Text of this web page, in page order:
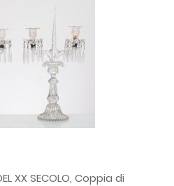
XX SECOLO, Coppia di